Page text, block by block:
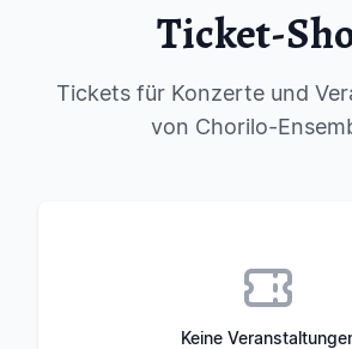
Ticket-
Tickets für Konzerte und
von Chorilo-
Keine